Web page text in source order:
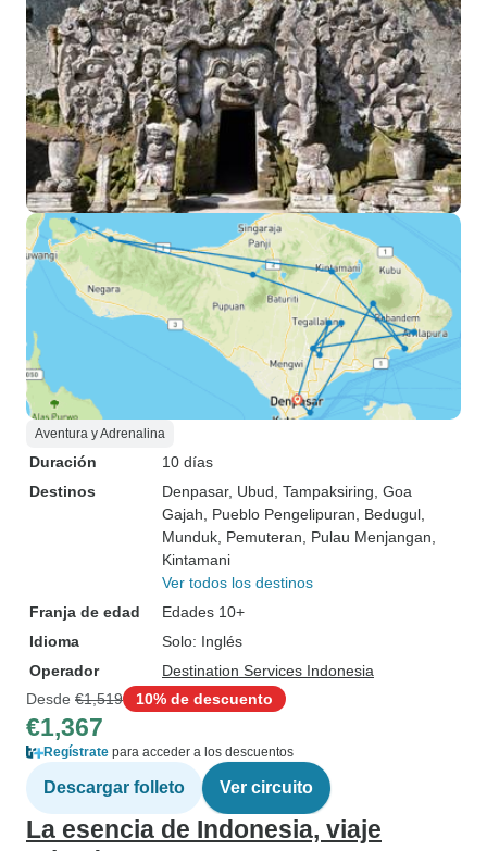
Aventura y Adrenalina
Duración
10 días
Destinos
Denpasar, Ubud , Tampaksiring , Goa
Gajah , Pueblo Pengelipuran , Bedugul
Munduk , Pemuteran , Pulau Menjangan
Kintamani
Ver todos los destinos
Franja de edad
Edades 10+
Idioma
Solo: Inglés
Operador
Destination Services Indonesia
Desde €1,519 10% de descuento
€1,367
Regístrate para acceder a los descuentos
Descargar folleto Ver circuito
La esencia de Indonesia, viaje